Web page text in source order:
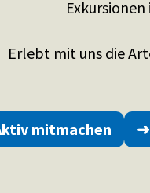
Erlebt mit uns die
mitmachen ➜